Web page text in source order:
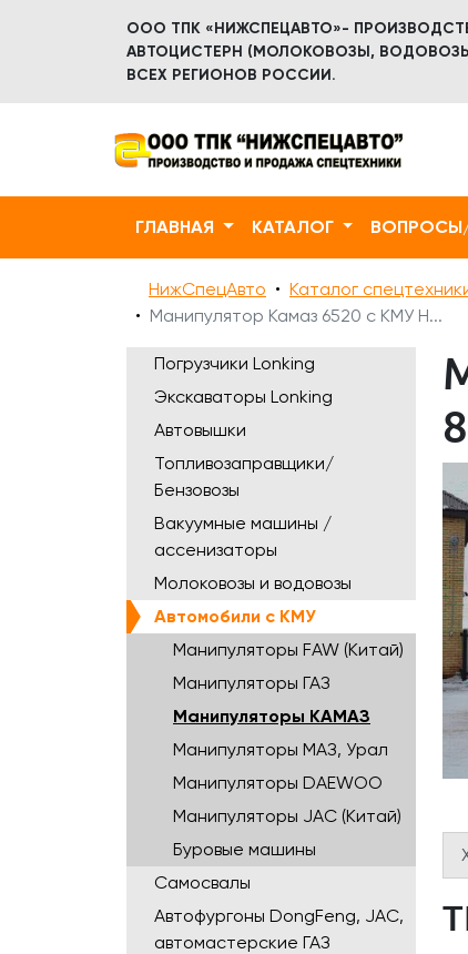
ООО ТПК «НИЖСПЕЦАВТО»-
АВТОЦИСТЕРН (МОЛОКОВОЗЫ,
ВСЕХ РЕГИОНОВ РОССИИ.
ГЛАВНАЯ КАТАЛОГ
НижСпецАвто Каталог
Манипулятор Камаз 6520 с КМУ H...
Погрузчики Lonking
Экскаваторы Lonking
Автовышки
Топливозаправщики/
Бензовозы
Вакуумные машины /
ассенизаторы
Молоковозы и водовозы
Автомобили с КМУ
Манипуляторы FAW (Китай)
Манипуляторы ГАЗ
Манипуляторы КАМАЗ
Манипуляторы МАЗ, Урал
Манипуляторы DAEWOO
Манипуляторы JAC (Китай)
Буровые машины
Самосвалы
Автофургоны DongFeng, JAC,
автомастерские ГАЗ